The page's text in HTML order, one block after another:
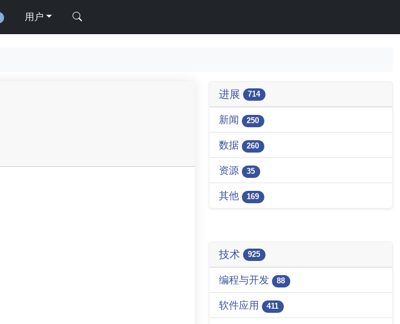
用户
进展 714
新闻 250
数据 260
资源 35
其他 169
技术 925
编程与开发 88
软件应用 411